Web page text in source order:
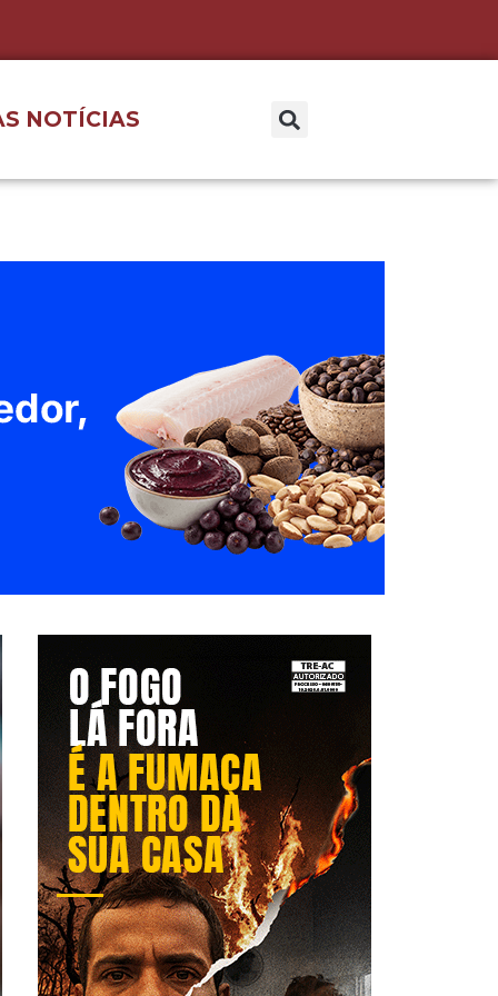
NOTÍCIAS